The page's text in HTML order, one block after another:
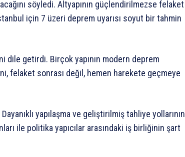
söyledi. Altyapının güçlendirilmezse felaket
için 7 üzeri deprem uyarısı soyut bir tahmin
dile getirdi. Birçok yapının modern deprem
felaket sonrası değil, hemen harekete geçmeye
yapılaşma ve geliştirilmiş tahliye yollarının
ile politika yapıcılar arasındaki iş birliğinin şart